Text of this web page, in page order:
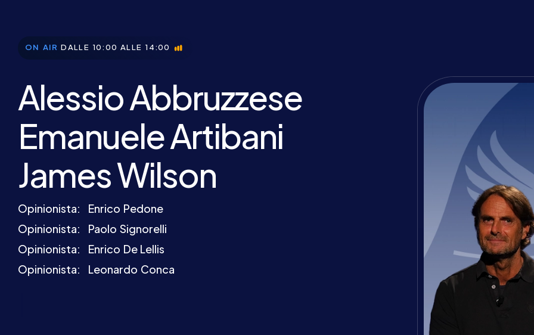
ON AIRDALLE 10:00 ALLE 14:00
Alessio Abbruzzese
Emanuele Artibani
James Wilson
Opinionista:
Enrico Pedone
Opinionista:
Paolo Signorelli
Opinionista:
Enrico De Lellis
Opinionista:
Leonardo Conca
Diretta 06.88.05.380, Whatsapp